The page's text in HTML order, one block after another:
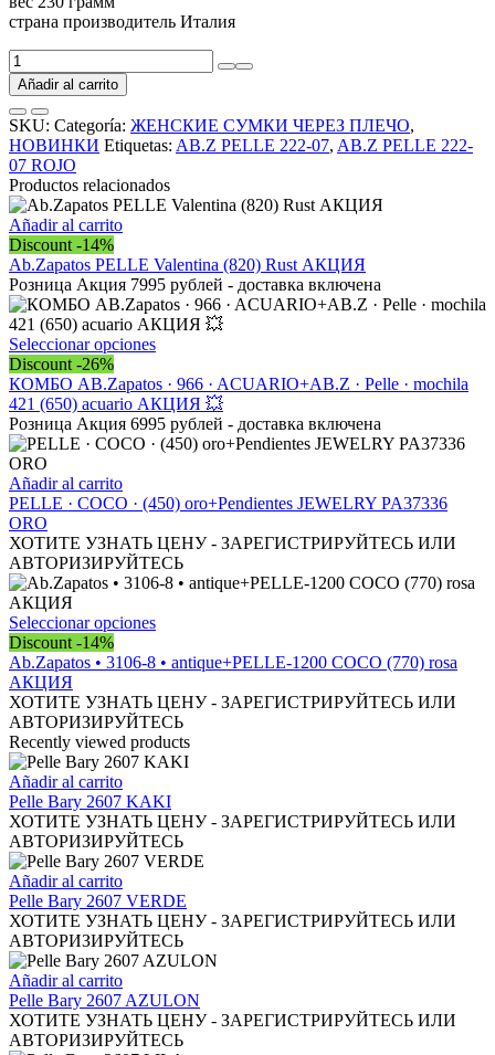
страна производитель Италия
Итальянская
сумка
из
натуральной
кожи
AB.Z
PELLE
222-
07
ROJO
АКЦИЯ
cantidad
Añadir al carrito
SKU: Categoría: ЖЕНСКИЕ СУМКИ ЧЕРЕЗ ПЛЕЧО,
НОВИНКИ Etiquetas: AB.Z PELLE 222-07, AB.Z PELLE 222-
07 ROJO
Productos relacionados
Añadir al carrito
Discount -14%
Ab.Zapatos PELLE Valentina (820) Rust АКЦИЯ
Розница Акция 7995 рублей - доставка включена
Seleccionar opcionesEste
tiene
múltiples
variantes.
Las
pueden
en
la
página
producto
Discount -26%
КОМБО AB.Zapatos · 966 · ACUARIO+AB.Z · Pelle · mochila
421 (650) acuario АКЦИЯ 💥
Розница Акция 6995 рублей - доставка включена
Añadir al carrito
PELLE · COCO · (450) oro+Pendientes JEWELRY PA37336
ORO
ХОТИТЕ УЗНАТЬ ЦЕНУ - ЗАРЕГИСТРИРУЙТЕСЬ ИЛИ
АВТОРИЗИРУЙТЕСЬ
Seleccionar opcionesEste
tiene
variantes.
Las
opciones
se
elegir
en
la
página
producto
Discount -14%
Ab.Zapatos • 3106-8 • antique+PELLE-1200 СОСО (770) rosa
АКЦИЯ
ХОТИТЕ УЗНАТЬ ЦЕНУ - ЗАРЕГИСТРИРУЙТЕСЬ ИЛИ
АВТОРИЗИРУЙТЕСЬ
Recently viewed products
Añadir al carrito
Pelle Bary 2607 KAKI
ХОТИТЕ УЗНАТЬ ЦЕНУ - ЗАРЕГИСТРИРУЙТЕСЬ ИЛИ
АВТОРИЗИРУЙТЕСЬ
Añadir al carrito
Pelle Bary 2607 VERDE
ХОТИТЕ УЗНАТЬ ЦЕНУ - ЗАРЕГИСТРИРУЙТЕСЬ ИЛИ
АВТОРИЗИРУЙТЕСЬ
Añadir al carrito
Pelle Bary 2607 AZULON
ХОТИТЕ УЗНАТЬ ЦЕНУ - ЗАРЕГИСТРИРУЙТЕСЬ ИЛИ
АВТОРИЗИРУЙТЕСЬ